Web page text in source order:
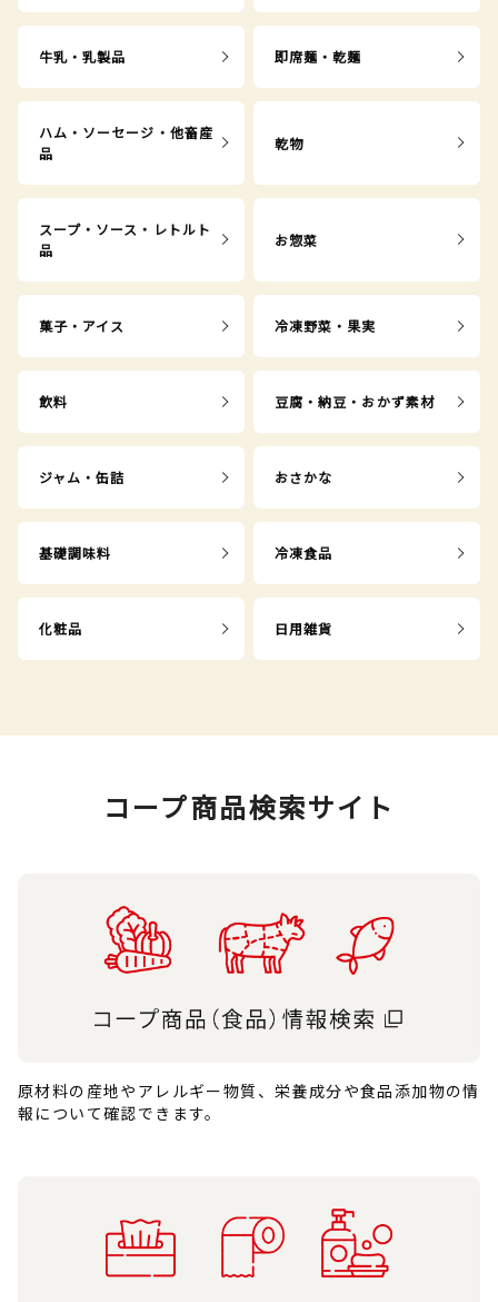
牛乳・乳製品 即席麺・乾麺
ハム・ソーセージ・他畜産
品
乾物
スープ・ソース・レトルト
品
お惣菜
菓子・アイス 冷凍野菜・果実
飲料 豆腐・納豆・おかず素材
ジャム・缶詰 おさかな
基礎調味料 冷凍食品
化粧品 日用雑貨
コープ商品検索サイト
原材料の産地やアレルギー物質、栄養成分や食品添加物の情
報について確認できます。